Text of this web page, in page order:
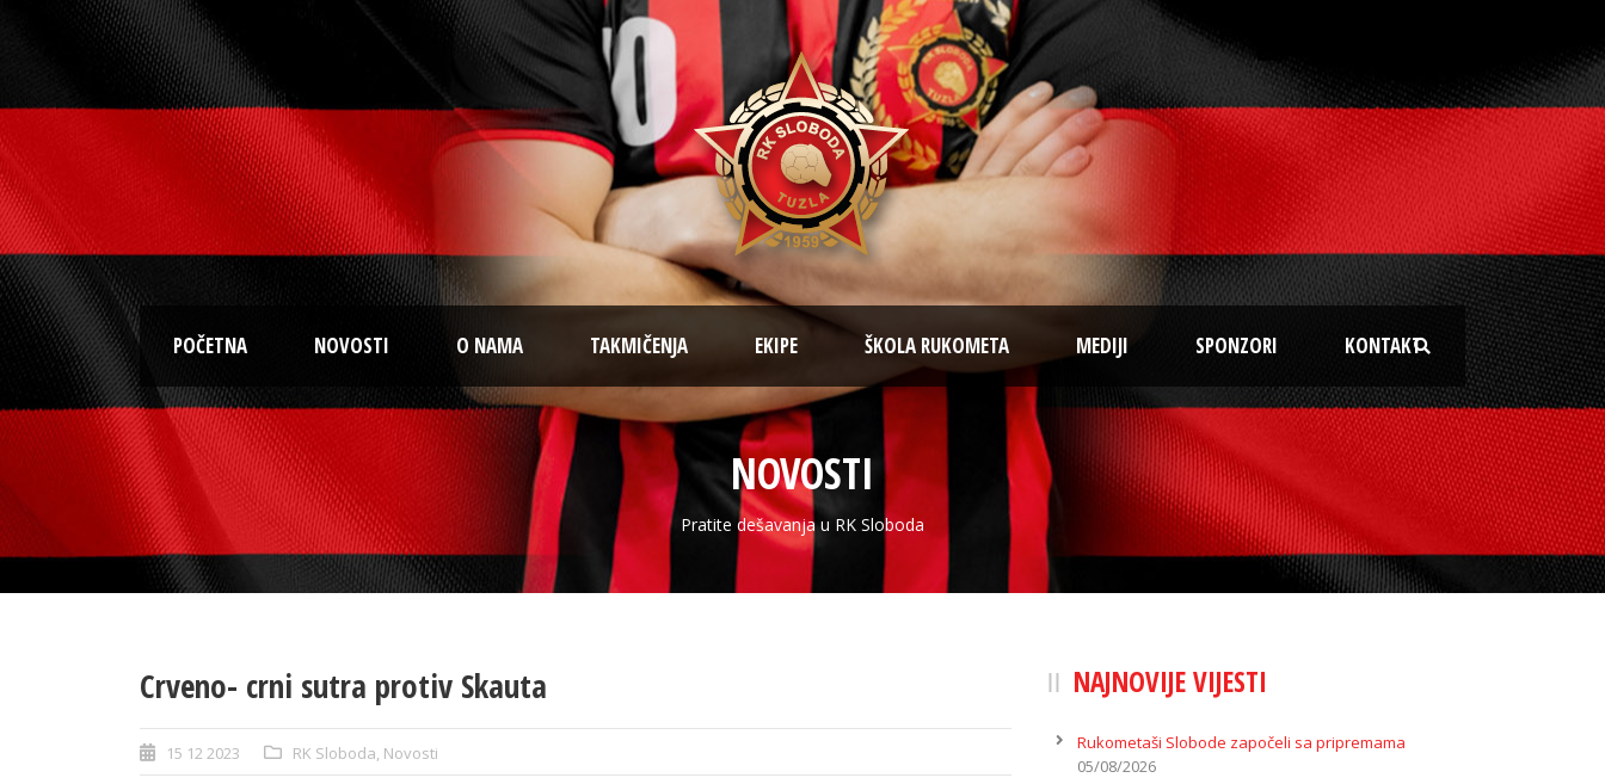
POČETNA NOVOSTI O NAMA TAKMIČENJA EKIPE ŠKOLA RUKOMETA MEDIJI SPONZORI KONTAKT
NOVOSTI
Pratite dešavanja u RK Sloboda
Crveno- crni sutra protiv Skauta
15 12 2023 RK Sloboda, Novosti
NAJNOVIJE VIJESTI
Rukometaši Slobode započeli sa pripremama
05/08/2026